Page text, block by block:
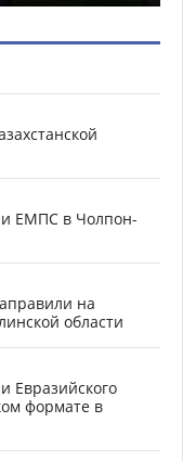
ЕМПС в Чолпон-
на
области
Евразийского
формате в